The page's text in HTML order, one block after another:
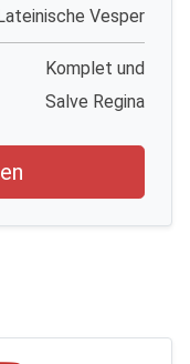
Lateinische Vesper
Komplet und
Salve Regina